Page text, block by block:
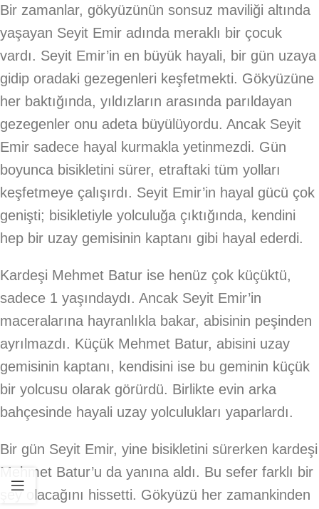
Bir zamanlar, gökyüzünün sonsuz maviliği altında
yaşayan Seyit Emir adında meraklı bir çocuk
vardı. Seyit Emir’in en büyük hayali, bir gün uzaya
gidip oradaki gezegenleri keşfetmekti. Gökyüzüne
her baktığında, yıldızların arasında parıldayan
gezegenler onu adeta büyülüyordu. Ancak Seyit
Emir sadece hayal kurmakla yetinmezdi. Gün
boyunca bisikletini sürer, etraftaki tüm yolları
keşfetmeye çalışırdı. Seyit Emir’in hayal gücü çok
genişti; bisikletiyle yolculuğa çıktığında, kendini
hep bir uzay gemisinin kaptanı gibi hayal ederdi.
Kardeşi Mehmet Batur ise henüz çok küçüktü,
sadece 1 yaşındaydı. Ancak Seyit Emir’in
maceralarına hayranlıkla bakar, abisinin peşinden
ayrılmazdı. Küçük Mehmet Batur, abisini uzay
gemisinin kaptanı, kendisini ise bu geminin küçük
bir yolcusu olarak görürdü. Birlikte evin arka
bahçesinde hayali uzay yolculukları yaparlardı.
Bir gün Seyit Emir, yine bisikletini sürerken kardeşi
Mehmet Batur’u da yanına aldı. Bu sefer farklı bir
şey olacağını hissetti. Gökyüzü her zamankinden